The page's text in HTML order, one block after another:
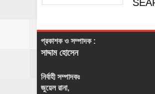
প্রকাশক ও সম্পাদক :
সাদ্দাম হোসেন
নির্বাহী সম্পাদকঃ
জুয়েল রানা,